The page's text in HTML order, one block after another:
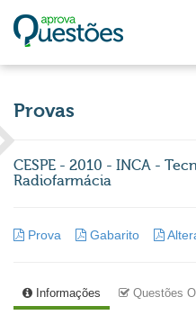
Provas
CESPE - 2010 - INCA -
Radiofarmácia
Prova Gabarito
Informações Questões